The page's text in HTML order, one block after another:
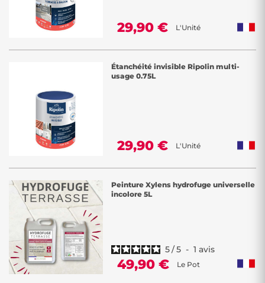
29,90 € L'Unité
Étanchéité invisible Ripolin multi-
usage 0.75L
29,90 € L'Unité
Peinture Xylens hydrofuge universelle
incolore 5L
5/5 - 1 avis
49,90 € Le Pot